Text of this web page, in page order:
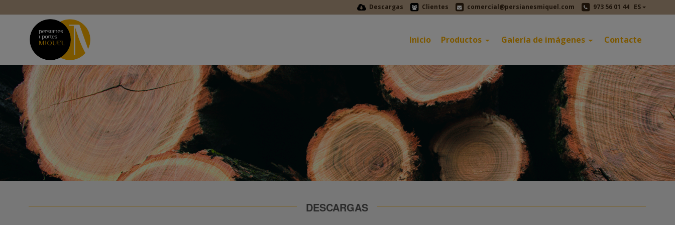
Descargas Clientes comercial@persianesmiquel.com 973 56 01 44 ES
Inicio Productos Galería de imágenes Contacte
DESCARGAS